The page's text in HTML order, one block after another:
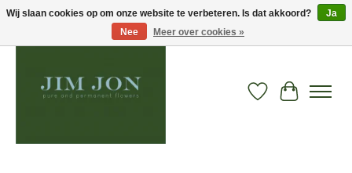
Verlanglijst
Wij slaan cookies op om onze website te verbeteren. Is dat akkoord?
Ja
Nee
Meer over cookies »